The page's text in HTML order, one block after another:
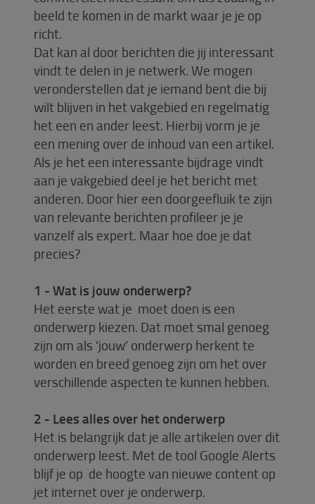
beeld te komen in de markt waar je je op
richt.
Dat kan al door berichten die jij interessant
vindt te delen in je netwerk. We mogen
veronderstellen dat je iemand bent die bij
wilt blijven in het vakgebied en regelmatig
het een en ander leest. Hierbij vorm je je
een mening over de inhoud van een artikel.
Als je het een interessante bijdrage vindt
aan je vakgebied deel je het bericht met
anderen. Door hier een doorgeefluik te zijn
van relevante berichten profileer je je
vanzelf als expert. Maar hoe doe je dat
precies?
1 - Wat is jouw onderwerp?
Het eerste wat je moet doen is een
onderwerp kiezen. Dat moet smal genoeg
zijn om als ‘jouw’ onderwerp herkent te
worden en breed genoeg zijn om het over
verschillende aspecten te kunnen hebben.
2 - Lees alles over het onderwerp
Het is belangrijk dat je alle artikelen over dit
onderwerp leest. Met de tool Google Alerts
blijf je op de hoogte van nieuwe content op
jet internet over je onderwerp.